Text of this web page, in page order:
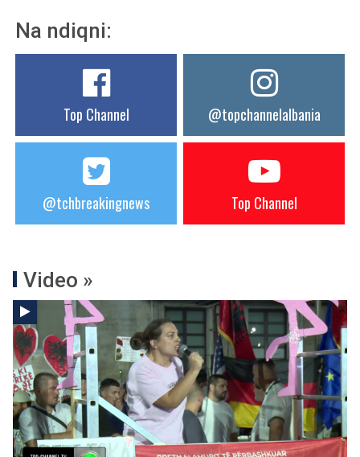
Na ndiqni:
Top Channel @topchannelalbania
@tchbreakingnews Top Channel
Video »